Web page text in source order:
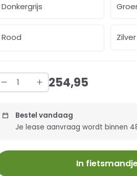
Donkergrijs
Rood Zilver
254,95
Bestel vandaag
Je lease aanvraag wordt binnen
In